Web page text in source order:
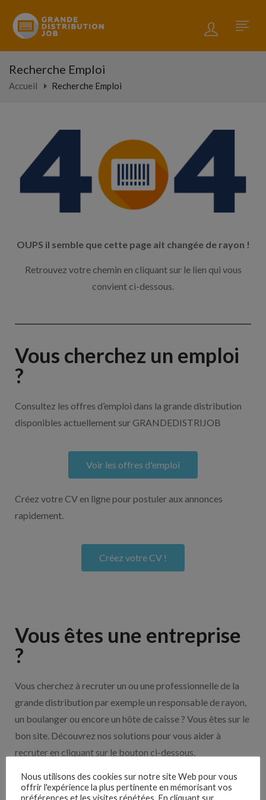
Recherche Emploi
Accueil Recherche Emploi
OUPS il semble que cette page ait changée de rayon !
Retrouvez votre chemin en cliquant sur le lien qui vous
convient ci-dessous.
Vous cherchez un emploi
?
Consultez les offres d’emploi dans la grande distribution
disponibles actuellement sur GRANDEDISTRIJOB
Voir les offres d'emploi
Créez votre CV en ligne pour postuler aux annonces
rapidement.
Créez votre CV !
Vous êtes une entreprise
?
Vous cherchez à recruter un ou une professionnelle de la
grande distribution par exemple un responsable de rayon,
un boulanger ou encore un hôte de caisse ? Vous êtes sur le
bon site. Découvrez nos solutions pour vous aider à
recruter en cliquant sur le bouton ci-dessous.
Nos solutions entreprises
Nous utilisons des cookies sur notre site Web pour vous
offrir l'expérience la plus pertinente en mémorisant vos
préférences et les visites répétées. En cliquant sur